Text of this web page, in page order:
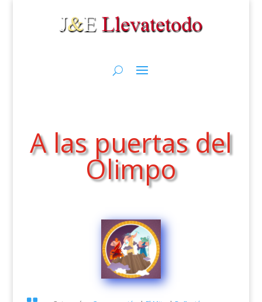
A las puertas del
Olimpo